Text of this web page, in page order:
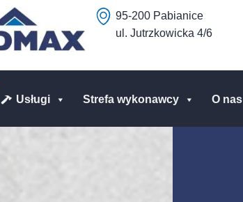
95-200 Pabianice
ul. Jutrzkowicka 4/6
Usługi Strefa wykonawcy O nas